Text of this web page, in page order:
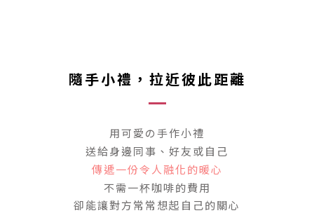
隨手小禮 ，拉近彼此距離
用可愛の手作小禮
送給身邊同事、好友或自己
傳遞一份令人融化的暖心
不需一杯咖啡的費用
卻能讓對方常常想起自己的關心